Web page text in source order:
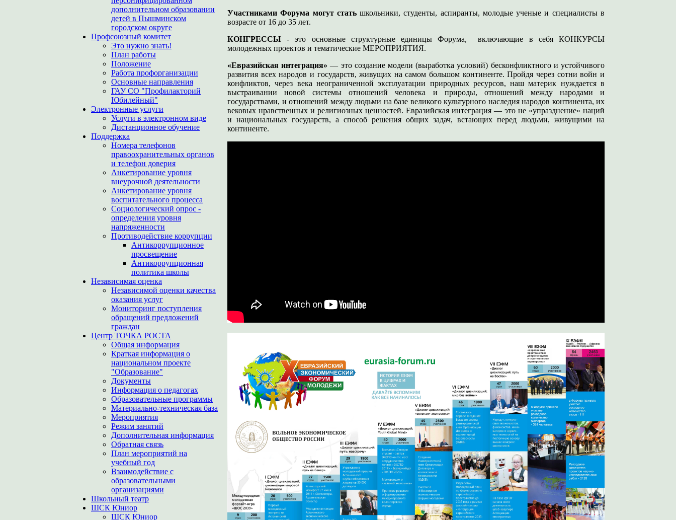
дополнительном образовании
детей в Пышминском
городском округе
Профсоюзный комитет
Это нужно знать!
План работы
Положение
Работа профорганизации
Основные направления
ГАУ СО "Профилакторий
Юбилейный"
Электронные услуги
Услуги в электронном виде
Дистанционное обучение
Поддержка
Номера телефонов
правоохранительных органов
и телефон доверия
Анкетирование уровня
внеурочной деятельности
Анкетирование уровня
воспитательного процесса
Социологический опрос -
определения уровня
напряженности
Противодействие коррупции
Антикоррупционное
просвещение
Антикоррупционная
политика школы
Независимая оценка
Независимой оценки качества
оказания услуг
Мониторинг поступления
обращений предложений
граждан
Центр ТОЧКА РОСТА
Общая информация
Краткая информация о
национальном проекте
"Образование"
Документы
Информация о педагогах
Образовательные программы
Материально-техническая база
Мероприятия
Режим занятий
Дополнительная информация
Обратная связь
План мероприятий на
учебный год
Взаимодействие с
образовательными
организациями
Школьный театр
ШСК Юниор
ШСК Юниор
Участниками Форума могут статьшкольники, студенты, аспиранты, молодые ученые и специалисты в
возрасте от 16 до 35 лет.
КОНГРЕССЫ - это основные структурные единицы Форума, включающие в себя КОНКУРСЫ
молодежных проектов и тематические МЕРОПРИЯТИЯ.
«Евразийская интеграция» — это создание модели (выработка условий) бесконфликтного и устойчивого
развития всех народов и государств, живущих на самом большом континенте. Пройдя через сотни войн и
конфликтов, через века неограниченной эксплуатации природных ресурсов, наш материк нуждается в
выстраивании новой системы отношений человека и природы, отношений между народами и
государствами, и отношений между людьми на базе великого культурного наследия народов континента, их
вековых нравственных и религиозных ценностей. Евразийская интеграция — это не «упразднение» наций
и национальных государств, а способ решения общих задач, встающих перед людьми, живущими на
континенте.